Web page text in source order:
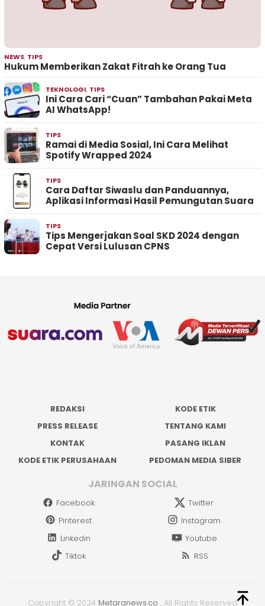
NEWS, TIPS
Hukum Memberikan Zakat Fitrah ke Orang Tua
TEKNOLOGI, TIPS
Ini Cara Cari “Cuan” Tambahan Pakai Meta
AI WhatsApp!
TIPS
Ramai di Media Sosial, Ini Cara Melihat
Spotify Wrapped 2024
TIPS
Cara Daftar Siwaslu dan Panduannya,
Aplikasi Informasi Hasil Pemungutan Suara
TIPS
Tips Mengerjakan Soal SKD 2024 dengan
Cepat Versi Lulusan CPNS
REDAKSI
KODE ETIK
PRESS RELEASE
TENTANG KAMI
KONTAK
PASANG IKLAN
KODE ETIK PERUSAHAAN
PEDOMAN MEDIA SIBER
JARINGAN SOCIAL
Facebook
Twitter
Pinterest
Instagram
Linkedin
Youtube
Tiktok
RSS
Copyright © 2024 Metaranews.co . All Rights Reserved